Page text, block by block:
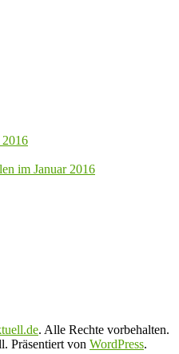
2016
im Januar 2016
. Alle Rechte vorbehalten.
Präsentiert von WordPress.